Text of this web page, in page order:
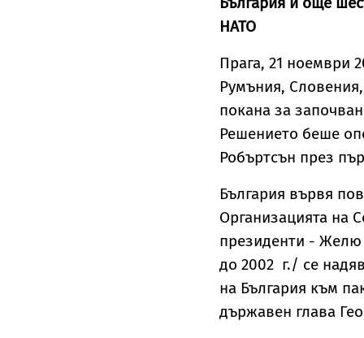
НАТО
Прага, 21 ноември
Румъния,
покана за
Решението беше
Робъртсън през
България вървя
Организацията на
президенти - Желю
до 2002 г./ се
на България към
държавен глава